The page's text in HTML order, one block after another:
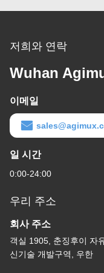
저희와 연락
Wuhan
이메일
일 시간
0:00-24:00
우리 주소
회사 주소
객실 1905, 춘징후이 자
신기술 개발구역, 우한